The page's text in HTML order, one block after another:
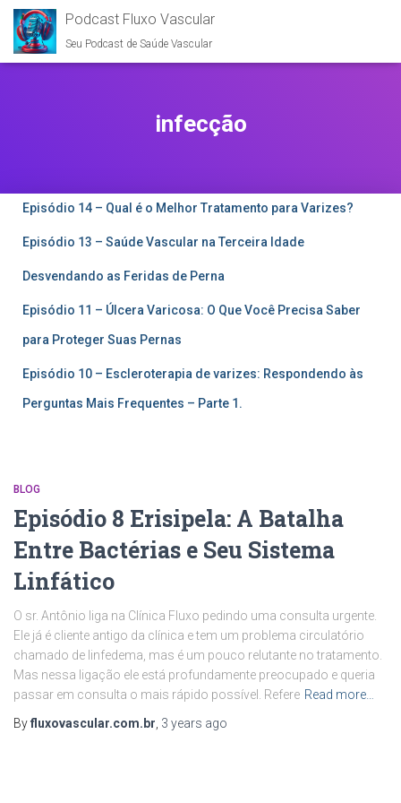
Podcast Fluxo Vascular
Seu Podcast de Saúde Vascular
infecção
Episódio 14 – Qual é o Melhor Tratamento para Varizes?
Episódio 13 – Saúde Vascular na Terceira Idade
Desvendando as Feridas de Perna
Episódio 11 – Úlcera Varicosa: O Que Você Precisa Saber
para Proteger Suas Pernas
Episódio 10 – Escleroterapia de varizes: Respondendo às
Perguntas Mais Frequentes – Parte 1.
BLOG
Episódio 8 Erisipela: A Batalha
Entre Bactérias e Seu Sistema
Linfático
O sr. Antônio liga na Clínica Fluxo pedindo uma consulta urgente.
Ele já é cliente antigo da clínica e tem um problema circulatório
chamado de linfedema, mas é um pouco relutante no tratamento.
Mas nessa ligação ele está profundamente preocupado e queria
passar em consulta o mais rápido possível. Refere Read more…
Byfluxovascular.com.br 3 years ago